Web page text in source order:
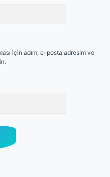
için adım, e-posta adresim ve